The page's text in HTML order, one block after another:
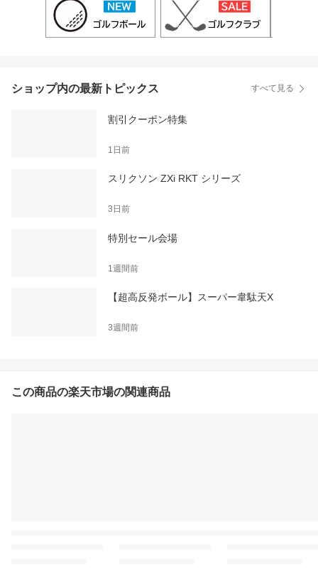
ショップ内の最新トピックス すべて見る
割引クーポン特集
1日前
スリクソン ZXi RKT シリーズ
3日前
特別セール会場
1週間前
【超高反発ボール】スーパー韋駄天X
3週間前
この商品の楽天市場の関連商品